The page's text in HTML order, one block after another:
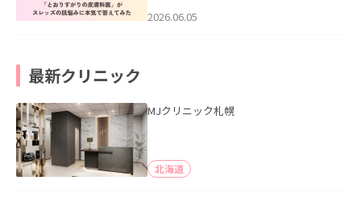
2026.06.05
最新クリニック
MJクリニック札幌
北海道